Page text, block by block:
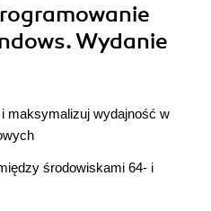
Wydanie
maksymalizuj wydajność w
środowiskami 64- i